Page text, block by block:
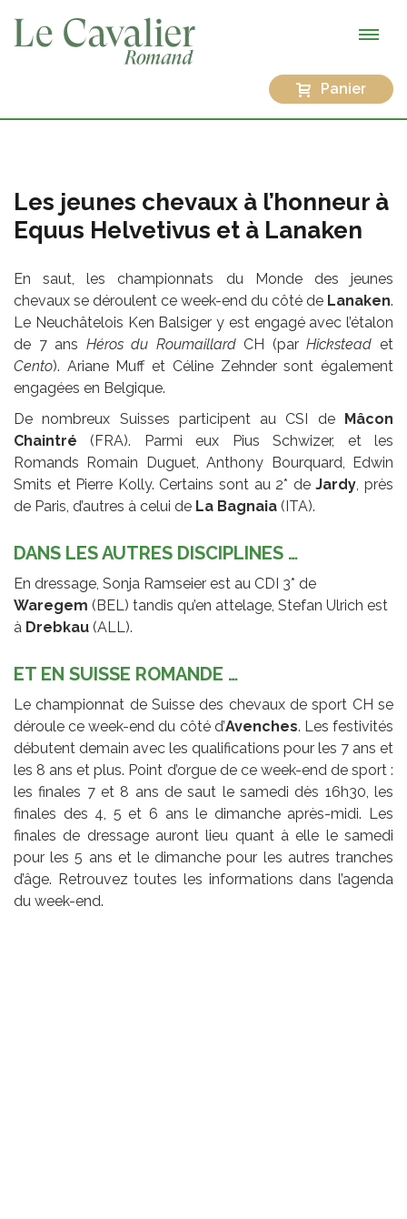
Panier
Les jeunes chevaux à l’honneur à
Equus Helvetivus et à Lanaken
En saut, les championnats du Monde des jeunes
chevaux se déroulent ce week-end du côté de Lanaken.
Le Neuchâtelois Ken Balsiger y est engagé avec l’étalon
de 7 ans Héros du Roumaillard CH (parHickstead et
Cento). Ariane Muff et Céline Zehnder sont également
engagées en Belgique.
De nombreux Suisses participent au CSI de Mâcon
Chaintré (FRA). Parmi eux Pius Schwizer, et les
Romands Romain Duguet, Anthony Bourquard, Edwin
Smits et Pierre Kolly. Certains sont au 2* deJardy , près
de Paris, d’autres à celui de La Bagnaia (ITA).
DANS LES AUTRES DISCIPLINES …
En dressage, Sonja Ramseier est au CDI 3* de
Waregem (BEL) tandis qu’en attelage, Stefan Ulrich est
à Drebkau (ALL).
ET EN SUISSE ROMANDE …
Le championnat de Suisse des chevaux de sport CH se
déroule ce week-end du côté d’Avenches. Les festivités
débutent demain avec les qualifications pour les 7 ans et
les 8 ans et plus. Point d’orgue de ce week-end de sport :
les finales 7 et 8 ans de saut le samedi dès 16h30, les
finales des 4, 5 et 6 ans le dimanche après-midi. Les
finales de dressage auront lieu quant à elle le samedi
pour les 5 ans et le dimanche pour les autres tranches
d’âge. Retrouvez toutes les informations dans l’agenda
du week-end.